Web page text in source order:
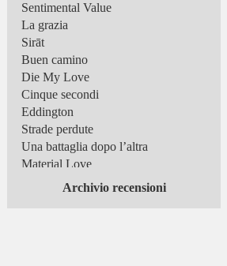
Sentimental Value
La grazia
Sirāt
Buen camino
Die My Love
Cinque secondi
Eddington
Strade perdute
Una battaglia dopo l’altra
Material Love
Frammenti di luce
Archivio recensioni